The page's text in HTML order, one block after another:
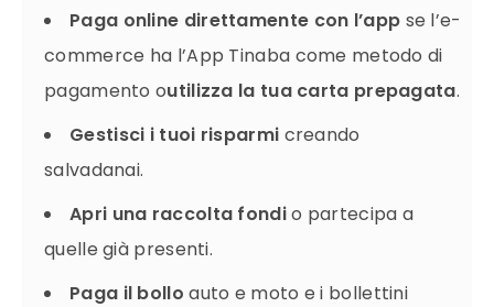
Paga online direttamente con l’app se l’e-
commerce ha l’App Tinaba come metodo di
pagamento outilizza la tua carta prepagata.
Gestisci i tuoi risparmi creando
salvadanai.
Apri una raccolta fondio partecipa a
quelle già presenti.
Paga il bolloauto e moto e i bollettini